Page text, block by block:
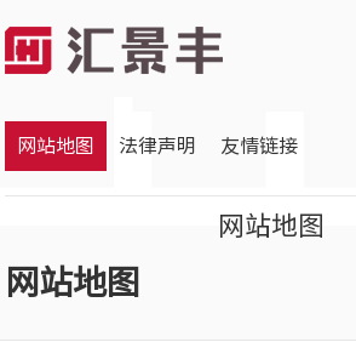
网站地图 法律声明 友情链接
网站地图
网站地图